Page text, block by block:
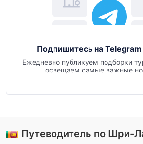
Подпишитесь на Telegram
Ежедневно публикуем подборки
освещаем самые важные
Путеводитель по Шри-